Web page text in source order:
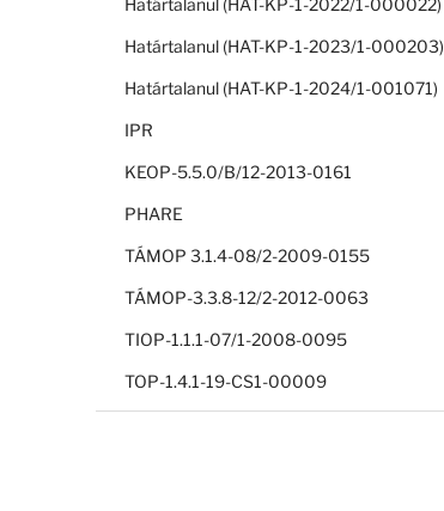
Határtalanul (HAT-KP-1-2023/1-000203)
Határtalanul (HAT-KP-1-2024/1-001071)
IPR
KEOP-5.5.0/B/12-2013-0161
PHARE
TÁMOP 3.1.4-08/2-2009-0155
TÁMOP-3.3.8-12/2-2012-0063
TIOP-1.1.1-07/1-2008-0095
TOP-1.4.1-19-CS1-00009